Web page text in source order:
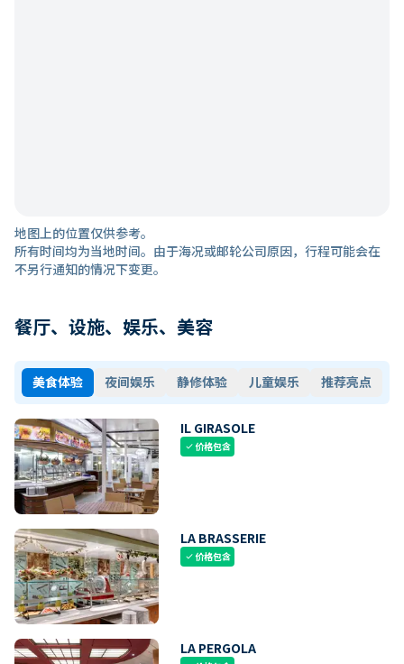
地图上的位置仅供参考。
所有时间均为当地时间。由于海况或邮轮公司原因，行程可能会在
不另行通知的情况下变更。
餐厅、设施、娱乐、美容
美食体验 夜间娱乐 静修体验 儿童娱乐 推荐亮点
IL GIRASOLE
check价格包含
LA BRASSERIE
check价格包含
LA PERGOLA